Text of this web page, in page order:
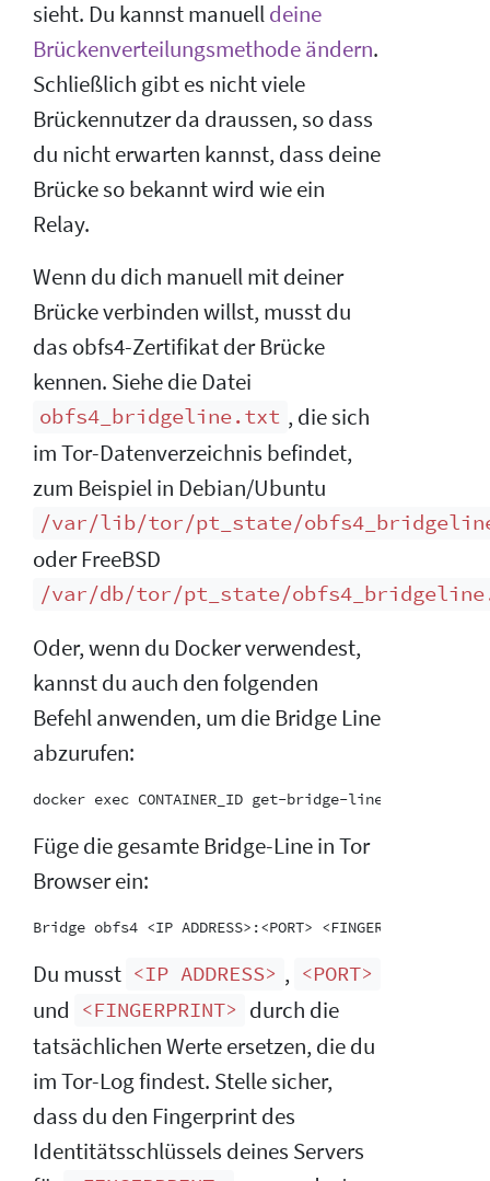
sieht. Du kannst manuelldeine
Brückenverteilungsmethode ändern.
Schließlich gibt es nicht viele
Brückennutzer da draussen, so dass
du nicht erwarten kannst, dass deine
Brücke so bekannt wird wie ein
Relay.
Wenn du dich manuell mit deiner
Brücke verbinden willst, musst du
das obfs4-Zertifikat der Brücke
kennen. Siehe die Datei
obfs4_bridgeline.txt , die sich
im Tor-Datenverzeichnis befindet,
zum Beispiel in Debian/Ubuntu
/var/lib/tor/pt_state/
oder FreeBSD
/var/db/tor/pt_state/
Oder, wenn du Docker verwendest,
kannst du auch den folgenden
Befehl anwenden, um die Bridge Line
abzurufen:
Füge die gesamte Bridge-Line in Tor
Browser ein:
Du musst <IP ADDRESS> , <PORT>
und <FINGERPRINT> durch die
tatsächlichen Werte ersetzen, die du
im Tor-Log findest. Stelle sicher,
dass du den Fingerprint des
Identitätsschlüssels deines Servers